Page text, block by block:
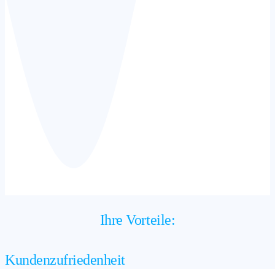
Ihre Vorteile:
Kundenzufriedenheit